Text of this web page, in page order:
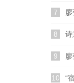
7
8 诗
9
10 “